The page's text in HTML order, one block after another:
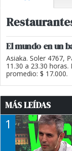
El mundo en un
Asiaka. Soler 4767,
11.30 a 23.30
promedio: $ 17.000.
MÁS LEÍDAS
1